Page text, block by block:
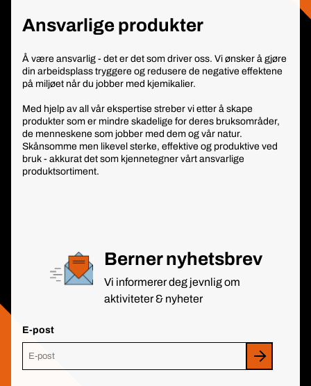
Ansvarlige produkter
Å være ansvarlig - det er det som driver oss. Vi ønsker å gjøre
din arbeidsplass tryggere og redusere de negative effektene
på miljøet når du jobber med kjemikalier.
Med hjelp av all vår ekspertise streber vi etter å skape
produkter som er mindre skadelige for deres bruksområder,
de menneskene som jobber med dem og vår natur.
Skånsomme men likevel sterke, effektive og produktive ved
bruk - akkurat det som kjennetegner vårt ansvarlige
produktsortiment.
Berner nyhetsbrev
Vi informerer deg jevnlig om
aktiviteter & nyheter
E-post